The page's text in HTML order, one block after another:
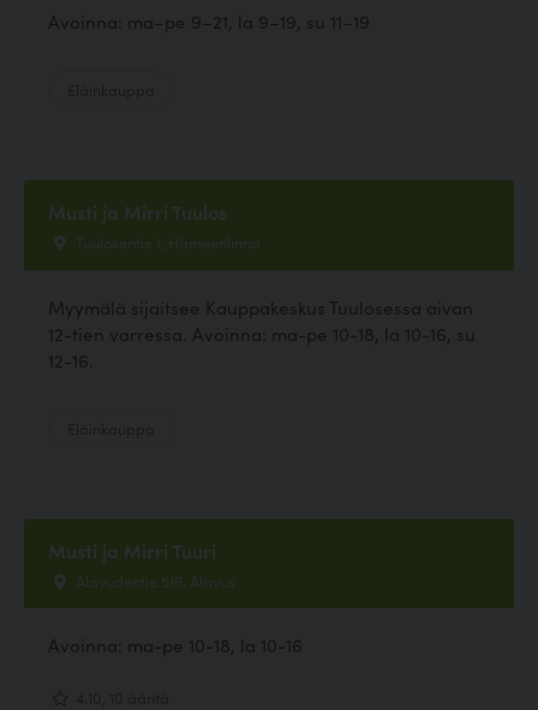
Avoinna: ma–pe 9–21, la 9–19, su 11–19
Musti ja Mirri Tuulos
Tuulosentie 1, Hämeenlinna
Myymälä sijaitsee Kauppakeskus Tuulosessa aivan
12-tien varressa. Avoinna: ma-pe 10-18, la 10-16, su
12-16.
Musti ja Mirri Tuuri
Alavudentie 516, Alavus
Avoinna: ma-pe 10-18, la 10-16